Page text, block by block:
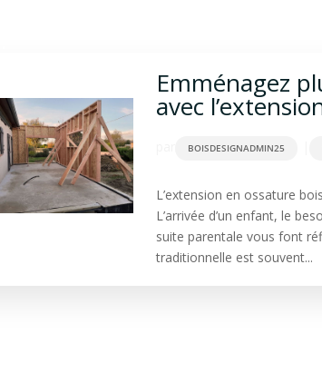
Emménagez
avec
BOISDESIGNADMIN25
L’extension en ossature
L’arrivée d’un enfant, le
suite parentale vous font
traditionnelle est souvent...